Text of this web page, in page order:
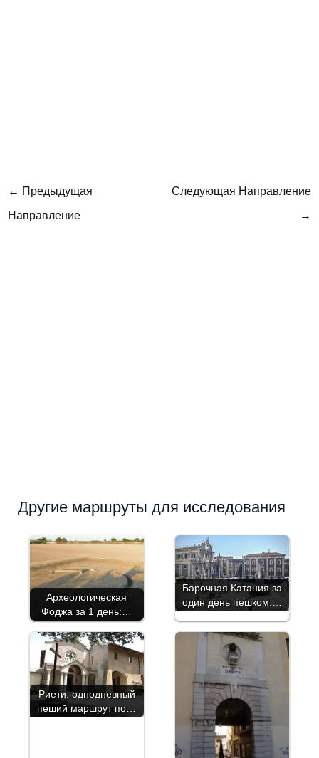
← Предыдущая
Направление
Следующая Направление
→
Другие маршруты для исследования
Археологическая
Фоджа за 1 день:…
Барочная Катания за
один день пешком:…
Риети: однодневный
пеший маршрут по…